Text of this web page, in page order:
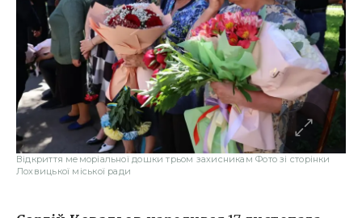
Відкриття меморіальної дошки трьом захисникам Фото зі сторінки
Лохвицької міської ради